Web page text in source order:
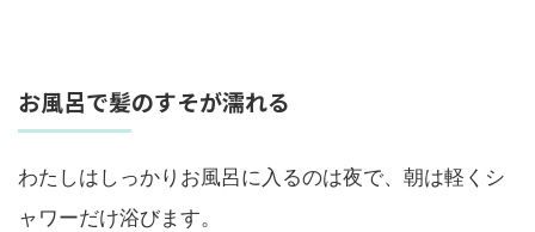
お風呂で髪のすそが濡れる
わたしはしっかりお風呂に入るのは夜で、朝は軽くシ
ャワーだけ浴びます。